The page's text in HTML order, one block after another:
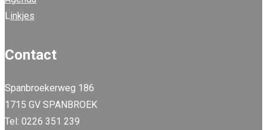
Linkjes
Contact
Spanbroekerweg 186
1715 GV SPANBROEK
Tel: 0226 351 239